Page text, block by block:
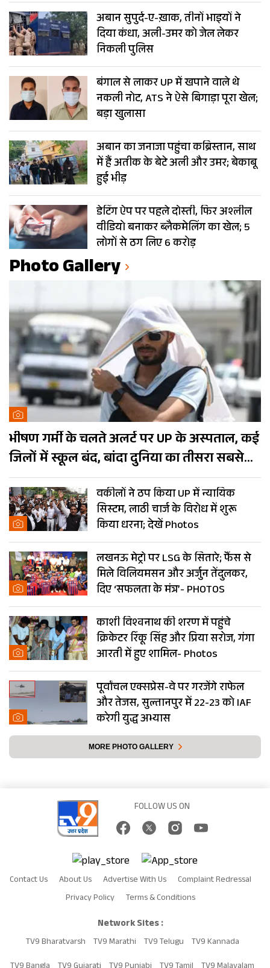
अबान सुपुर्द-ए-ख़ाक, तीनों भाइयों ने
दिया कंधा, अली-उमर को जेल लेकर
निकली पुलिस
बंगाल से लाकर UP में खपाने वाले थे
नकली नोट, ATS ने ऐसे बिगाड़ा पूरा खेल;
बड़ा खुलासा
अबान का जनाजा पहुंचा कब्रिस्तान, साथ
में हैं अतीक के बेटे अली और उमर; बेकाबू
हुई भीड़
डेटिंग ऐप पर पहले दोस्ती, फिर अश्लील
वीडियो बनाकर ब्लैकमेलिंग का खेल; 5
लोगों से ठग लिए 6 करोड़
Photo Gallery
भीषण गर्मी के चलते अलर्ट पर UP के अस्पताल, कई
जिलों में स्कूल बंद, बांदा दुनिया का तीसरा सबसे
गर्म शहर
वकीलों ने ठप किया UP में न्यायिक
सिस्टम, लाठी चार्ज के विरोध में शुरू
किया धरना; देखें Photos
लखनऊ मेट्रो पर LSG के सितारे; फैंस से
मिले विलियमसन और अर्जुन तेंदुलकर,
दिए ‘सफलता के मंत्र’- PHOTOS
काशी विश्वनाथ की शरण में पहुंचे
क्रिकेटर रिंकू सिंह और प्रिया सरोज, गंगा
आरती में हुए शामिल- Photos
पूर्वांचल एक्सप्रेस-वे पर गरजेंगे राफेल
और तेजस, सुल्तानपुर में 22-23 को IAF
करेगी युद्ध अभ्यास
MORE PHOTO GALLERY
FOLLOW US ON
Contact Us About Us Advertise With Us
Complaint Redressal
Privacy Policy
Terms & Conditions
Network Sites :
TV9 Bharatvarsh TV9 Marathi TV9 Telugu TV9 Kannada